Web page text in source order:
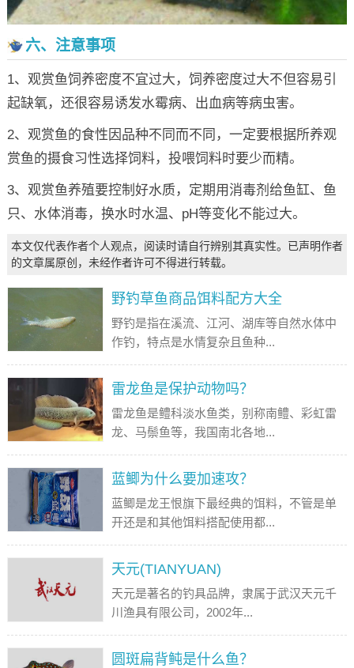
六、注意事项
1、观赏鱼饲养密度不宜过大，饲养密度过大不但容易引
起缺氧，还很容易诱发水霉病、出血病等病虫害。
2、观赏鱼的食性因品种不同而不同，一定要根据所养观
赏鱼的摄食习性选择饲料，投喂饲料时要少而精。
3、观赏鱼养殖要控制好水质，定期用消毒剂给鱼缸、鱼
只、水体消毒，换水时水温、pH等变化不能过大。
本文仅代表作者个人观点，阅读时请自行辨别其真实性。已声明作者
的文章属原创，未经作者许可不得进行转载。
野钓草鱼商品饵料配方大全
野钓是指在溪流、江河、湖库等自然水体中
作钓，特点是水情复杂且鱼种...
雷龙鱼是保护动物吗？
雷龙鱼是鳢科淡水鱼类，别称南鳢、彩虹雷
龙、马鬃鱼等，我国南北各地...
蓝鲫为什么要加速攻？
蓝鲫是龙王恨旗下最经典的饵料，不管是单
开还是和其他饵料搭配使用都...
天元(TIANYUAN)
天元是著名的钓具品牌，隶属于武汉天元千
川渔具有限公司，2002年...
圆斑扁背鲀是什么鱼？